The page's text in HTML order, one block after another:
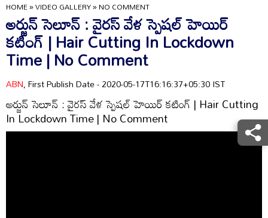
HOME»VIDEO GALLERY»NO COMMENT
అర్జున్‌ సెలూన్‌ : వైరస్‌ వేళ స్పెషల్‌ హెయిర్‌
కటింగ్‌ | Hair Cutting In Lockdown
Time | No Comment
ABN, First Publish Date - 2020-05-17T16:16:37+05:30 IST
అర్జున్‌ సెలూన్‌ : వైరస్‌ వేళ స్పెషల్‌ హెయిర్‌ కటింగ్‌ | Hair Cutting
In Lockdown Time | No Comment